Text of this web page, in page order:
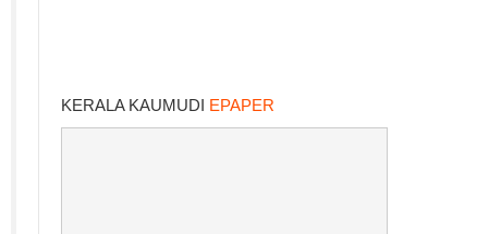
KERALA KAUMUDI EPAPER